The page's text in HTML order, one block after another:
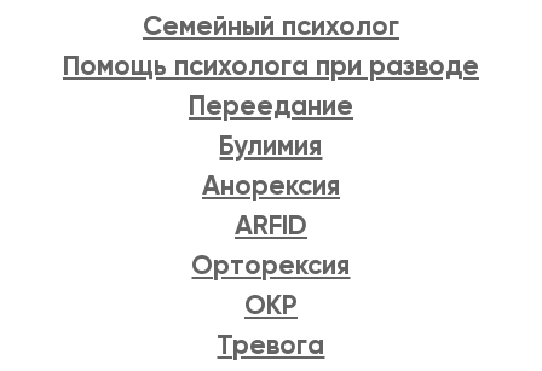
Семейный психолог
Помощь психолога при разводе
Переедание
Булимия
Анорексия
ARFID
Орторексия
ОКР
Тревога